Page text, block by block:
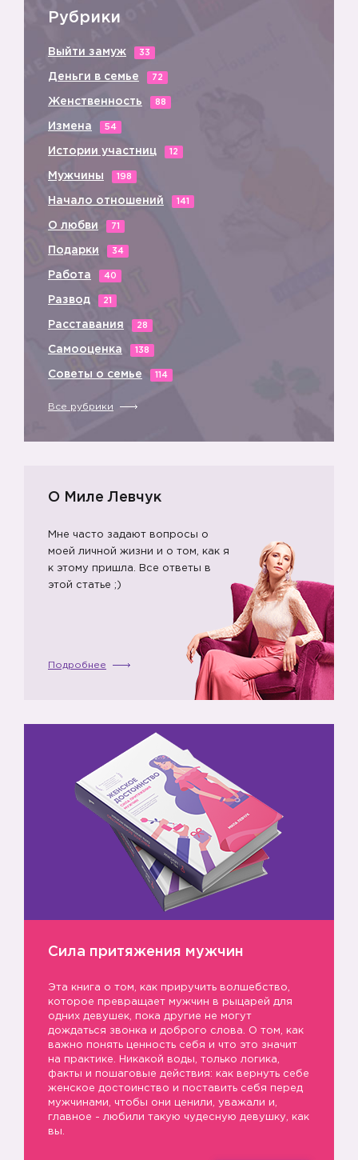
➡️ 🙋
👶
Рубрики
Выйти замуж 33
Деньги в семье 72
Женственность 88
Измена 54
Истории участниц 12
Мужчины 198
Начало отношений 141
О любви 71
Подарки 34
Работа 40
Развод 21
Расставания 28
Самооценка 138
Советы о семье 114
Все рубрики
О Миле Левчук
Мне часто задают вопросы о
моей личной жизни и о том, как я
к этому пришла. Все ответы в
этой статье ;)
Подробнее
Сила притяжения мужчин
Эта книга о том, как приручить волшебство,
которое превращает мужчин в рыцарей для
одних девушек, пока другие не могут
дождаться звонка и доброго слова. О том, как
важно понять ценность себя и что это значит
на практике. Никакой воды, только логика,
факты и пошаговые действия: как вернуть себе
женское достоинство и поставить себя перед
мужчинами, чтобы они ценили, уважали и,
главное - любили такую чудесную девушку, как
вы.